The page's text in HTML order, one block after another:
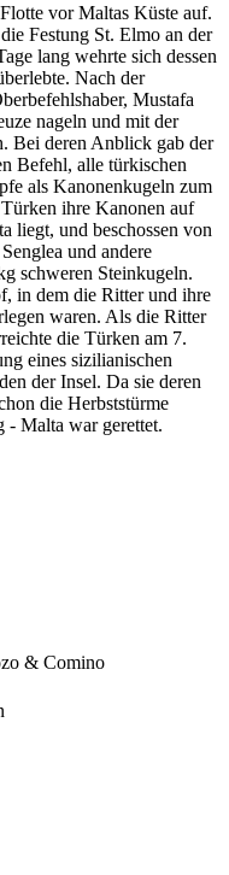
vor Maltas Küste auf.
Festung St. Elmo an der
lang wehrte sich dessen
Nach der
Mustafa
nageln und mit der
Bei deren Anblick gab der
Befehl, alle türkischen
als Kanonenkugeln zum
ihre Kanonen auf
liegt, und beschossen von
und andere
schweren Steinkugeln.
in dem die Ritter und ihre
waren. Als die Ritter
die Türken am 7.
eines sizilianischen
der Insel. Da sie deren
die Herbststürme
- Malta war gerettet.
& Comino